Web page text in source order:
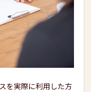
を実際に利用した方